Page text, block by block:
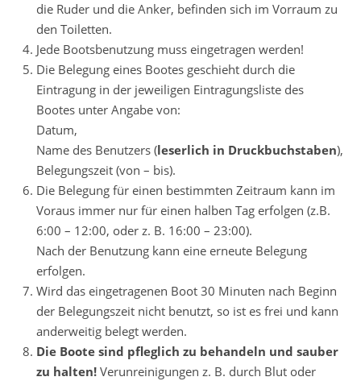
die Ruder und die Anker, befinden sich im Vorraum zu
den Toiletten.
Jede Bootsbenutzung muss eingetragen werden!
Die Belegung eines Bootes geschieht durch die
Eintragung in der jeweiligen Eintragungsliste des
Bootes unter Angabe von:
Datum,
Name des Benutzers (leserlich in Druckbuchstaben),
Belegungszeit (von – bis).
Die Belegung für einen bestimmten Zeitraum kann im
Voraus immer nur für einen halben Tag erfolgen (z.B.
6:00 – 12:00, oder z. B. 16:00 – 23:00).
Nach der Benutzung kann eine erneute Belegung
erfolgen.
Wird das eingetragenen Boot 30 Minuten nach Beginn
der Belegungszeit nicht benutzt, so ist es frei und kann
anderweitig belegt werden.
Die Boote sind pfleglich zu behandeln und sauber
zu halten! Verunreinigungen z. B. durch Blut oder